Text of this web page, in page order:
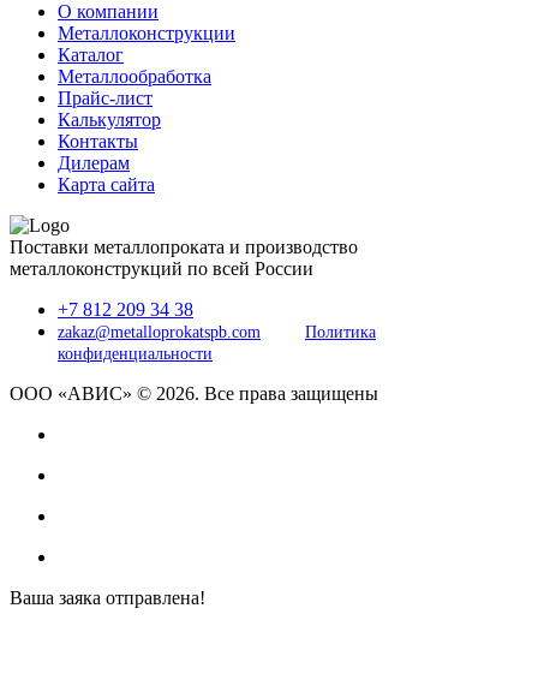
О компании
Металлоконструкции
Каталог
Металлообработка
Прайс-лист
Калькулятор
Контакты
Дилерам
Карта сайта
Поставки металлопроката и производство
металлоконструкций по всей России
+7 812 209 34 38
zakaz@metalloprokatspb.com
Политика
конфиденциальности
ООО «АВИС» © 2026. Все права защищены
Ваша заяка отправлена!